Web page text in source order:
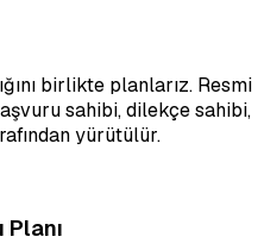
birlikte planlarız. Resmi
sahibi, dilekçe sahibi,
yürütülür.